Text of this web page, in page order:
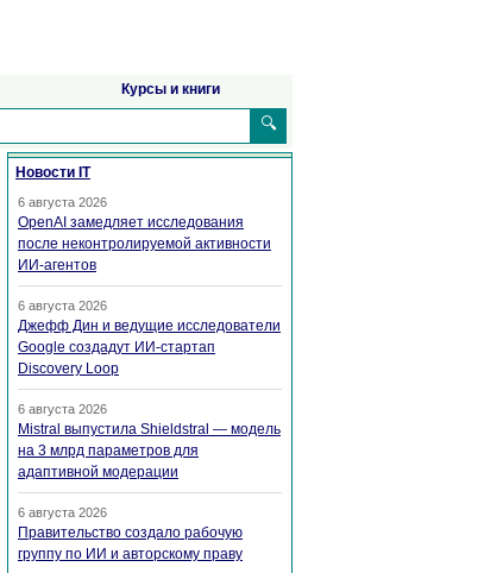
Курсы и книги
🔍
Новости IT
6 августа 2026
OpenAI замедляет исследования
после неконтролируемой активности
ИИ-агентов
6 августа 2026
Джефф Дин и ведущие исследователи
Google создадут ИИ-стартап
Discovery Loop
6 августа 2026
Mistral выпустила Shieldstral — модель
на 3 млрд параметров для
адаптивной модерации
6 августа 2026
Правительство создало рабочую
группу по ИИ и авторскому праву